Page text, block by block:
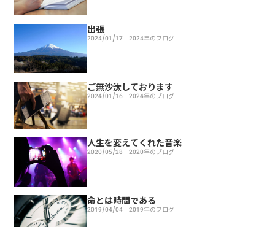
出張
2024/01/17 2024年のブログ
ご無沙汰しております
2024/01/16 2024年のブログ
人生を変えてくれた音楽
2020/05/28 2020年のブログ
命とは時間である
2019/04/04 2019年のブログ